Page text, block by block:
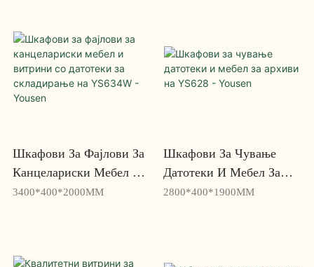
Шкафови За Фајлови За
Канцелариски Мебел И
Витрини Со Датотеки За
3400*400*2000MM
Шкафови За Чување
Датотеки И Мебел За
Архиви На YS628 -
2800*400*1900MM